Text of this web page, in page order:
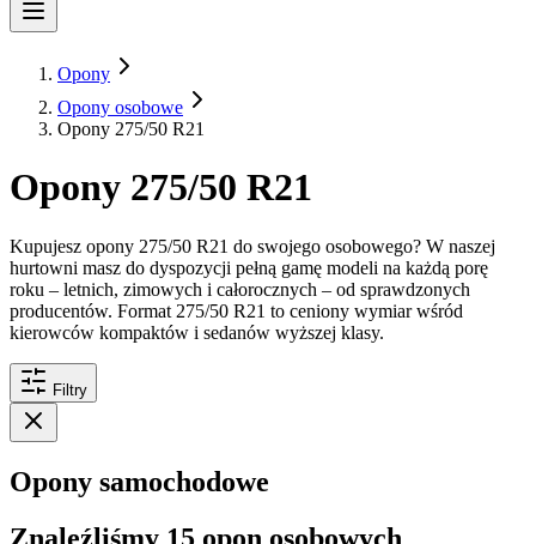
Opony
Opony osobowe
Opony 275/50 R21
Opony 275/50 R21
Kupujesz opony 275/50 R21 do swojego osobowego? W naszej
hurtowni masz do dyspozycji pełną gamę modeli na każdą porę
roku – letnich, zimowych i całorocznych – od sprawdzonych
producentów. Format 275/50 R21 to ceniony wymiar wśród
kierowców kompaktów i sedanów wyższej klasy.
Filtry
Opony samochodowe
Znaleźliśmy 15 opon osobowych